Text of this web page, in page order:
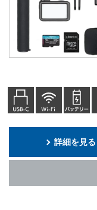
詳細を見る